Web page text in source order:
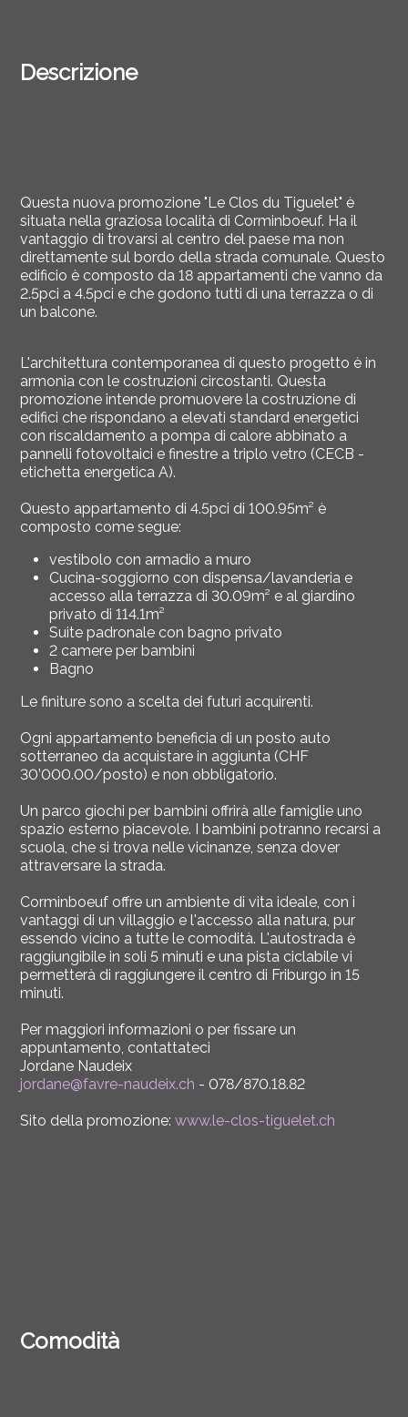
Descrizione
Questa nuova promozione "Le Clos du Tiguelet" è
situata nella graziosa località di Corminboeuf. Ha il
vantaggio di trovarsi al centro del paese ma non
direttamente sul bordo della strada comunale. Questo
edificio è composto da 18 appartamenti che vanno da
2.5pci a 4.5pci e che godono tutti di una terrazza o di
un balcone.
L'architettura contemporanea di questo progetto è in
armonia con le costruzioni circostanti. Questa
promozione intende promuovere la costruzione di
edifici che rispondano a elevati standard energetici
con riscaldamento a pompa di calore abbinato a
pannelli fotovoltaici e finestre a triplo vetro (CECB -
etichetta energetica A).
Questo appartamento di 4.5pci di 100.95m² è
composto come segue:
vestibolo con armadio a muro
Cucina-soggiorno con dispensa/lavanderia e
accesso alla terrazza di 30.09m² e al giardino
privato di 114.1m²
Suite padronale con bagno privato
2 camere per bambini
Bagno
Le finiture sono a scelta dei futuri acquirenti.
Ogni appartamento beneficia di un posto auto
sotterraneo da acquistare in aggiunta (CHF
30’000.00/posto) e non obbligatorio.
Un parco giochi per bambini offrirà alle famiglie uno
spazio esterno piacevole. I bambini potranno recarsi a
scuola, che si trova nelle vicinanze, senza dover
attraversare la strada.
Corminboeuf offre un ambiente di vita ideale, con i
vantaggi di un villaggio e l'accesso alla natura, pur
essendo vicino a tutte le comodità. L'autostrada è
raggiungibile in soli 5 minuti e una pista ciclabile vi
permetterà di raggiungere il centro di Friburgo in 15
minuti.
Per maggiori informazioni o per fissare un
appuntamento, contattateci
Jordane Naudeix
jordane@favre-naudeix.ch - 078/870.18.82
Sito della promozione:www.le-clos-tiguelet.ch
Comodità